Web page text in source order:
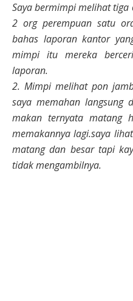
Saya bermimpi melihat tiga
2 org perempuan satu
bahas laporan kantor
mimpi itu mereka
laporan.
2. Mimpi melihat pon
saya memahan langsung
makan ternyata matang
memakannya lagi.saya
matang dan besar tapi
tidak mengambilnya.